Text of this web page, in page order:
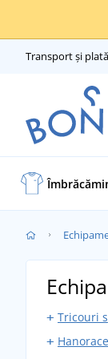
Transport și plată
Tricouri